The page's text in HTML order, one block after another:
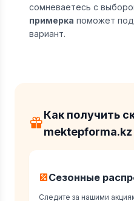
сомневаетесь с
примерка поможет
вариант.
Как получить
mektepforma.kz
Сезонные
Следите за нашими